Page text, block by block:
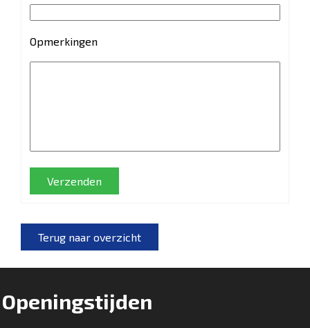
Opmerkingen
Verzenden
Terug naar overzicht
Openingstijden